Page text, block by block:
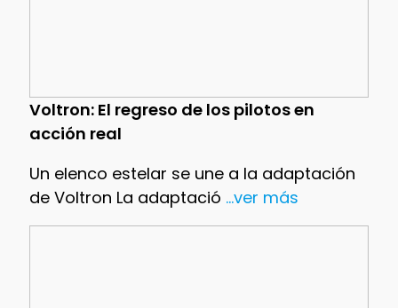
Voltron: El regreso de los pilotos en
acción real
Un elenco estelar se une a la adaptación
de Voltron La adaptació ...ver más